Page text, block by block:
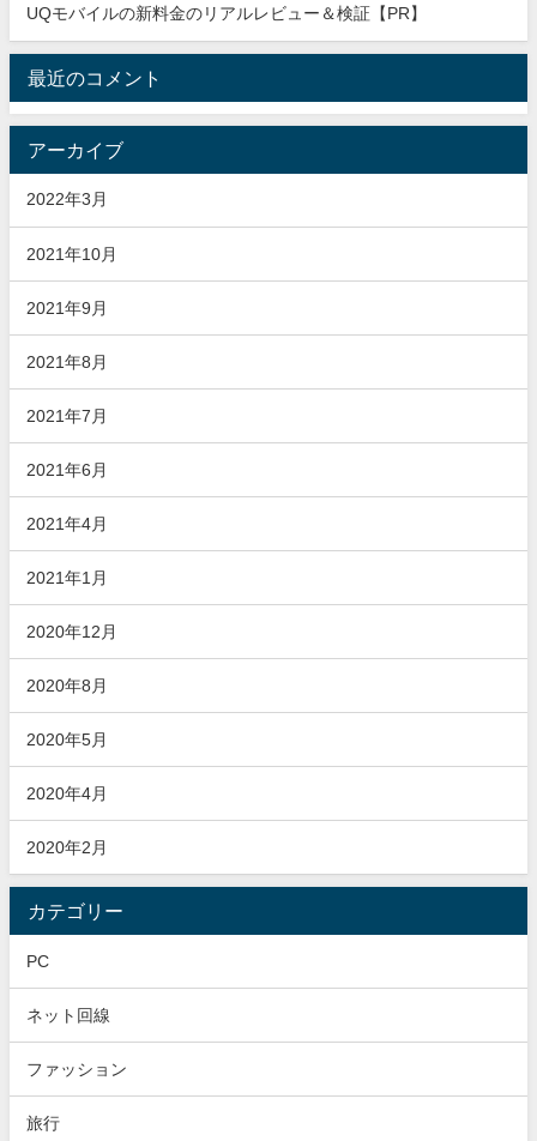
UQモバイルの新料金のリアルレビュー＆検証【PR】
最近のコメント
アーカイブ
2022年3月
2021年10月
2021年9月
2021年8月
2021年7月
2021年6月
2021年4月
2021年1月
2020年12月
2020年8月
2020年5月
2020年4月
2020年2月
カテゴリー
PC
ネット回線
ファッション
旅行